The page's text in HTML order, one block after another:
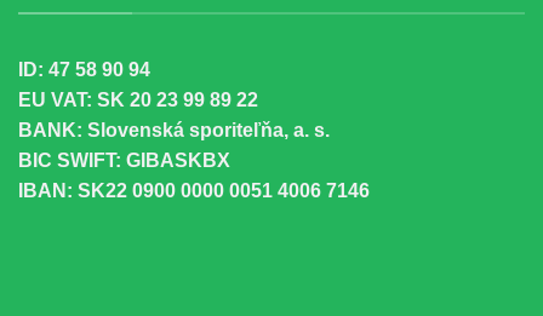
ID: 47 58 90 94
EU VAT: SK 20 23 99 89 22
BANK: Slovenská sporiteľňa, a. s.
BIC SWIFT: GIBASKBX
IBAN: SK22 0900 0000 0051 4006 7146